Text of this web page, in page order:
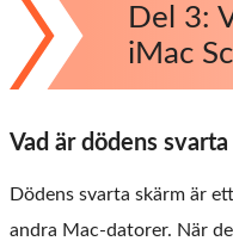
Del 3:
iMac
Vad är dödens
Dödens svarta skärm är
andra Mac-datorer. När